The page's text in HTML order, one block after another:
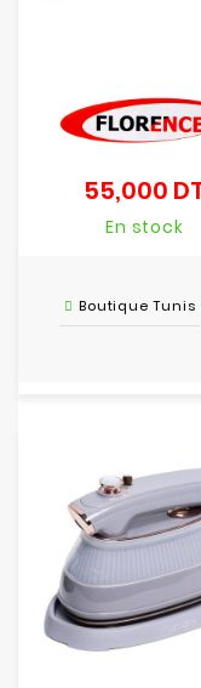
55,000
En stock
Boutique Tunis